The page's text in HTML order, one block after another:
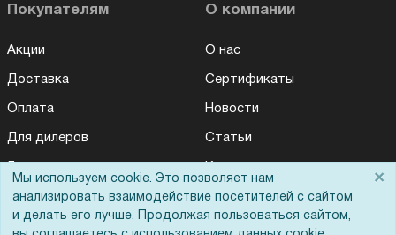
Покупателям
Акции
Доставка
Оплата
Для дилеров
Кредитование
Госучреждениям
О компании
О нас
Сертификаты
Новости
Статьи
Демопоказ
Мы используем cookie. Это позволяет нам
анализировать взаимодействие посетителей с сайтом
и делать его лучше. Продолжая пользоваться сайтом,
×